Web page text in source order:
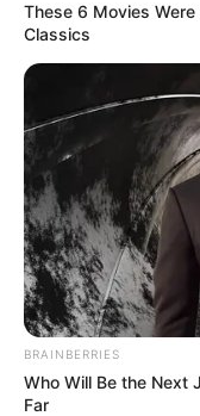
These 6 Movies
Classics
BRAINBERRIES
Who Will Be the Next
Far